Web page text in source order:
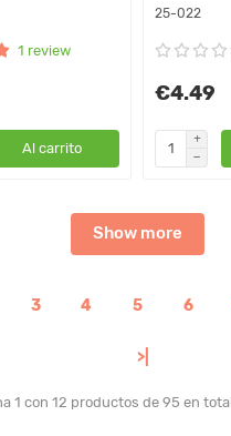
1 review
Al carrito
25-022
€4.49
Show more
3 4 5 6
>|
1 con 12 productos de 95 en